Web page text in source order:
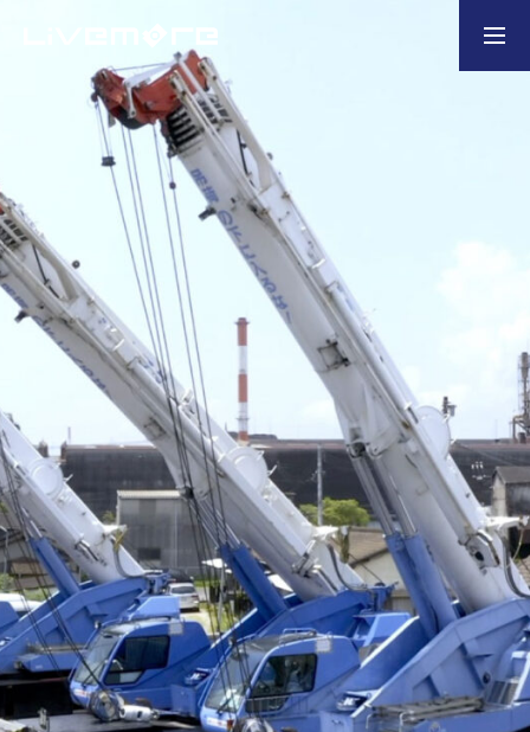
お問い合わせ
選ばれる理由
会社概要
業務内容
制作事例
採用支援